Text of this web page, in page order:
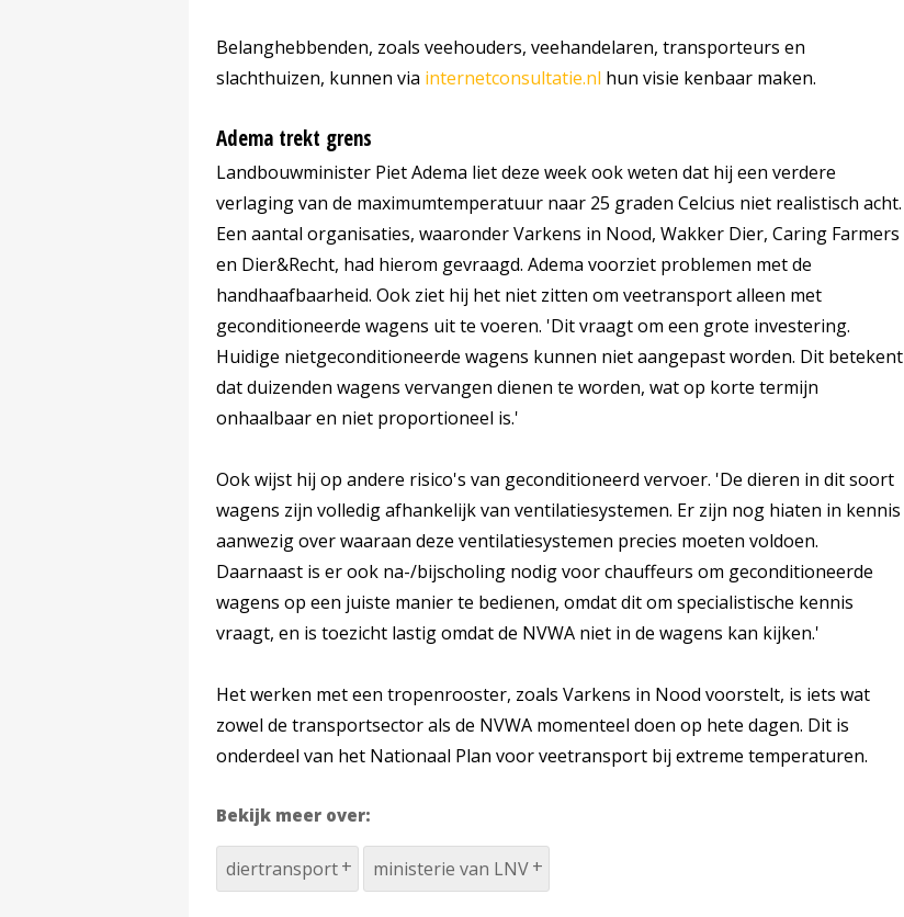
Belanghebbenden, zoals veehouders, veehandelaren, transporteurs en
slachthuizen, kunnen via internetconsultatie.nl hun visie kenbaar maken.
Adema trekt grens
Landbouwminister Piet Adema liet deze week ook weten dat hij een verdere
verlaging van de maximumtemperatuur naar 25 graden Celcius niet realistisch acht.
Een aantal organisaties, waaronder Varkens in Nood, Wakker Dier, Caring Farmers
en Dier&Recht, had hierom gevraagd. Adema voorziet problemen met de
handhaafbaarheid. Ook ziet hij het niet zitten om veetransport alleen met
geconditioneerde wagens uit te voeren. 'Dit vraagt om een grote investering.
Huidige nietgeconditioneerde wagens kunnen niet aangepast worden. Dit betekent
dat duizenden wagens vervangen dienen te worden, wat op korte termijn
onhaalbaar en niet proportioneel is.'
Ook wijst hij op andere risico's van geconditioneerd vervoer. 'De dieren in dit soort
wagens zijn volledig afhankelijk van ventilatiesystemen. Er zijn nog hiaten in kennis
aanwezig over waaraan deze ventilatiesystemen precies moeten voldoen.
Daarnaast is er ook na-/bijscholing nodig voor chauffeurs om geconditioneerde
wagens op een juiste manier te bedienen, omdat dit om specialistische kennis
vraagt, en is toezicht lastig omdat de NVWA niet in de wagens kan kijken.'
Het werken met een tropenrooster, zoals Varkens in Nood voorstelt, is iets wat
zowel de transportsector als de NVWA momenteel doen op hete dagen. Dit is
onderdeel van het Nationaal Plan voor veetransport bij extreme temperaturen.
Bekijk meer over:
diertransport ministerie van LNV